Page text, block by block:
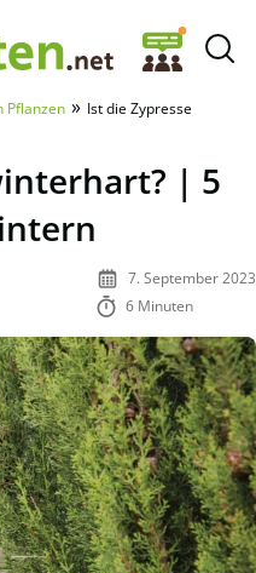
Pflanzen » Ist die Zypresse
| 5
7. September 2023
6 Minuten